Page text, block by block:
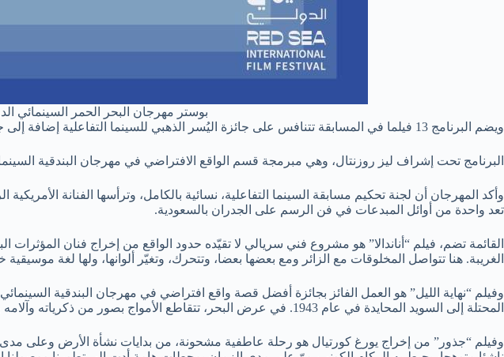
بوستر مهرجان البحر الحمر
ويضم البرنامج 13 فيلما في المسابقة تتنافس على جائزة اليُسر الذهبي للسينما التفاعلية إضافة إلى جائزة نقدية بقيمة 10 آلاف دولار، وثمانية أفلام خارج المسابقة.
البرنامج تحت إشراف ليز روزنتال، وهي مبرمجة قسم الواقع الافتراضي في مهرجان البندقية
وأكد المهرجان أن لجنة تحكيم مسابقة السينما التفاعلية، نسائية بالكامل، وترأسها الفنانة
تعد واحدة من أوائل المبدعات في فن الرسم على الجدران بالسعودية.
القائمة تضم، فيلم “أناندالا” هو مشروع فني سريالي لا تقيّده حدود الواقع من إخراج فنان المؤثرات
الغريبة. هنا تتواصل المخلوقات مع الزائر ومع بعضها بعضا، وتتحرك، وتغيّر ألوانها، ولها لغة
وفيلم “نهاية الليل” هو العمل الفائز بجائزة أفضل قصة واقع افتراضي في مهرجان البندقية
المحتلة إلى السويد المحايدة في عام 1943. في عرض البحر، تتقاطع الأمواج بصور من ذكرياته وآلامه وأحلامه. هناك، سنعيش معه الخوف، والهروب، ونكتشف ألم الشعور بالذنب بعد أن ترك من يحب وراءه.